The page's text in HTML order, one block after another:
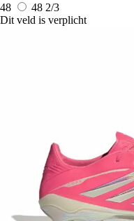
48
48 2/3
Dit veld is verplicht